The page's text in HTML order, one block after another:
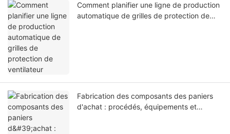
Comment planifier une ligne de production
automatique de grilles de protection de
Fabrication des composants des paniers
d'achat : procédés, équipements et